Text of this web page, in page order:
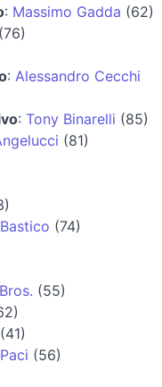
: Massimo Gadda (62)
(76)
: Alessandro Cecchi
: Tony Binarelli (85)
(81)
(74)
(55)
(41)
(56)